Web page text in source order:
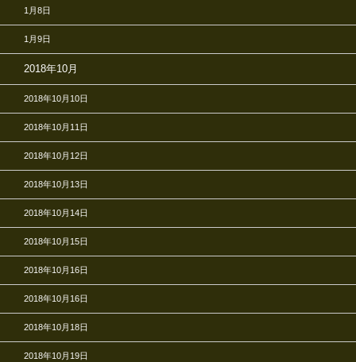
1月8日
1月9日
2018年10月
2018年10月10日
2018年10月11日
2018年10月12日
2018年10月13日
2018年10月14日
2018年10月15日
2018年10月16日
2018年10月16日
2018年10月18日
2018年10月19日